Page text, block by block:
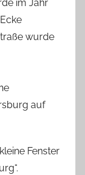
im Jahr
wurde
auf
Fenster